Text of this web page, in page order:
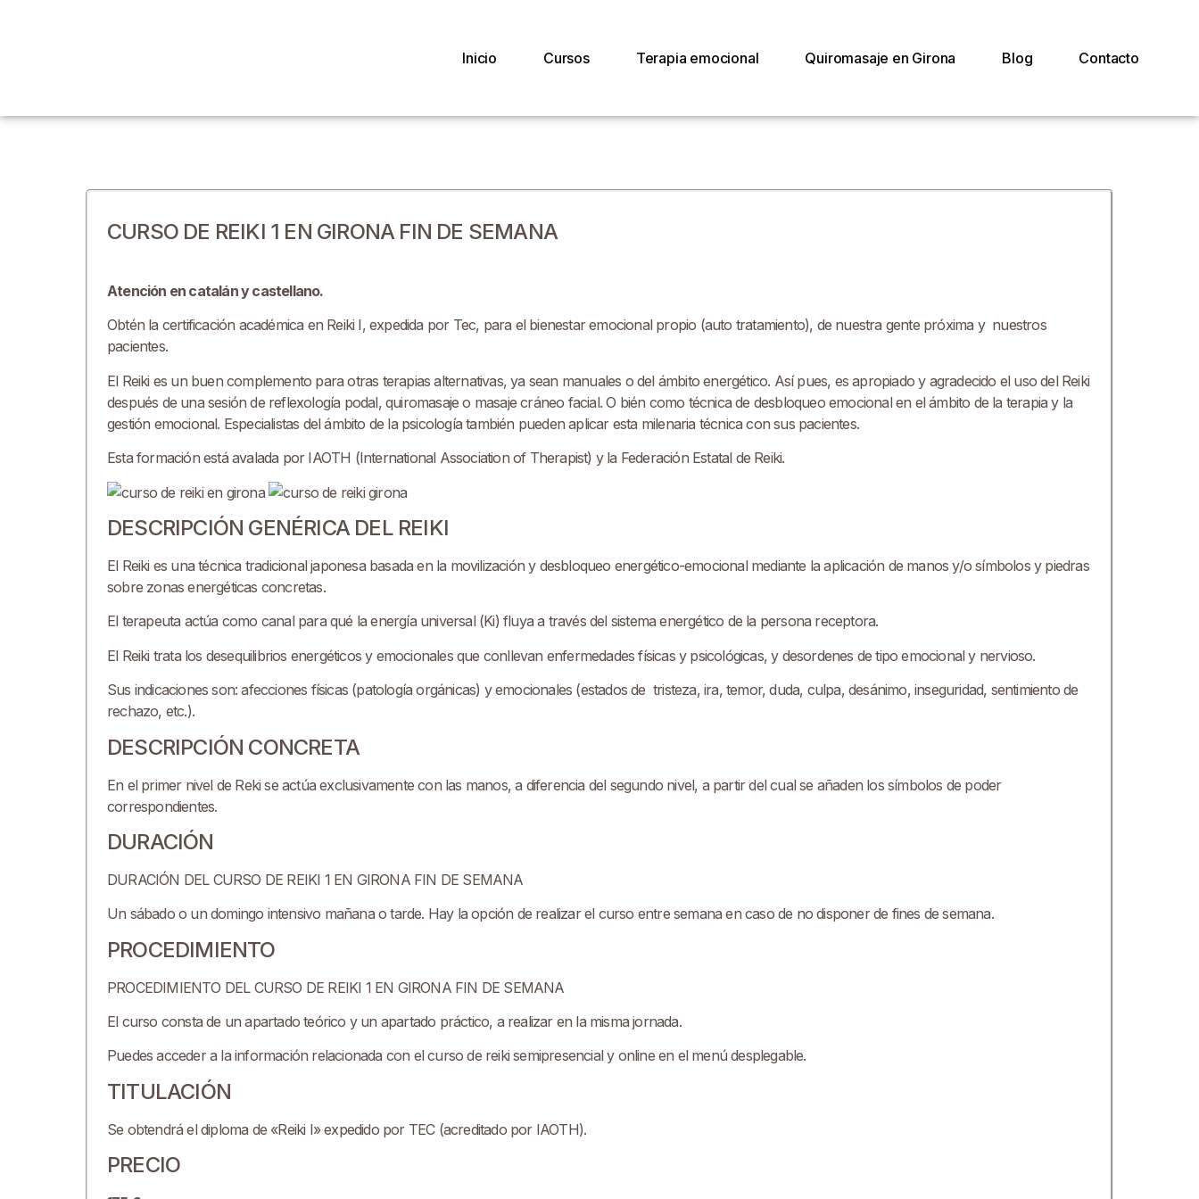
Inicio Cursos Terapia emocional Quiromasaje en Girona Blog Contacto
CURSO DE REIKI 1 EN GIRONA FIN DE SEMANA
Atención en catalán y castellano.
Obtén la certificación académica en Reiki I, expedida por Tec, para el bienestar emocional propio (auto tratamiento), de nuestra gente próxima y nuestros
pacientes.
El Reiki es un buen complemento para otras terapias alternativas, ya sean manuales o del ámbito energético. Así pues, es apropiado y agradecido el uso del Reiki
después de una sesión de reflexología podal, quiromasaje o masaje cráneo facial. O bién como técnica de desbloqueo emocional en el ámbito de la terapia y la
gestión emocional. Especialistas del ámbito de la psicología también pueden aplicar esta milenaria técnica con sus pacientes.
Esta formación está avalada por IAOTH (International Association of Therapist) y la Federación Estatal de Reiki.
DESCRIPCIÓN GENÉRICA DEL REIKI
El Reiki es una técnica tradicional japonesa basada en la movilización y desbloqueo energético-emocional mediante la aplicación de manos y/o símbolos y piedras
sobre zonas energéticas concretas.
El terapeuta actúa como canal para qué la energía universal (Ki) fluya a través del sistema energético de la persona receptora.
El Reiki trata los desequilibrios energéticos y emocionales que conllevan enfermedades físicas y psicológicas, y desordenes de tipo emocional y nervioso.
Sus indicaciones son: afecciones físicas (patología orgánicas) y emocionales (estados de tristeza, ira, temor, duda, culpa, desánimo, inseguridad, sentimiento de
rechazo, etc.).
DESCRIPCIÓN CONCRETA
En el primer nivel de Reki se actúa exclusivamente con las manos, a diferencia del segundo nivel, a partir del cual se añaden los símbolos de poder
correspondientes.
DURACIÓN
DURACIÓN DEL CURSO DE REIKI 1 EN GIRONA FIN DE SEMANA
Un sábado o un domingo intensivo mañana o tarde. Hay la opción de realizar el curso entre semana en caso de no disponer de fines de semana.
PROCEDIMIENTO
PROCEDIMIENTO DEL CURSO DE REIKI 1 EN GIRONA FIN DE SEMANA
El curso consta de un apartado teórico y un apartado práctico, a realizar en la misma jornada.
Puedes acceder a la información relacionada con el curso de reiki semipresencial y online en el menú desplegable.
TITULACIÓN
Se obtendrá el diploma de «Reiki I» expedido por TEC (acreditado por IAOTH).
PRECIO